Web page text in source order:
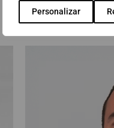
Personalizar
Managed